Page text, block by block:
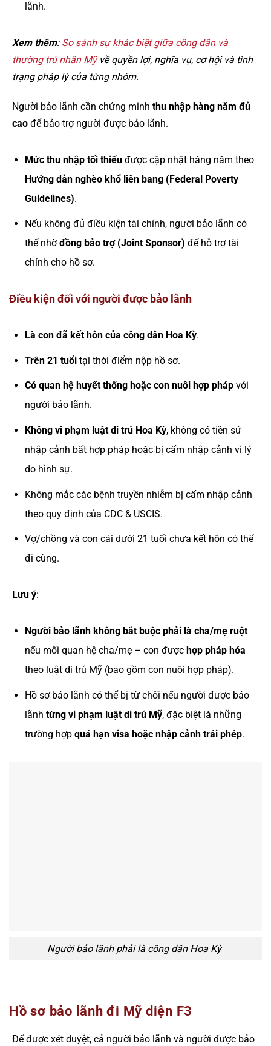
lãnh.
Xem thêm: So sánh sự khác biệt giữa công dân và
thường trú nhân Mỹvề quyền lợi, nghĩa vụ, cơ hội và tình
trạng pháp lý của từng nhóm.
Người bảo lãnh cần chứng minh thu nhập hàng năm đủ
cao để bảo trợ người được bảo lãnh.
Mức thu nhập tối thiểuđược cập nhật hàng năm theo
Hướng dẫn nghèo khổ liên bang (Federal Poverty
Guidelines).
Nếu không đủ điều kiện tài chính, người bảo lãnh có
thể nhờđồng bảo trợ (Joint Sponsor) để hỗ trợ tài
chính cho hồ sơ.
Điều kiện đối với người được bảo lãnh
Là con đã kết hôn của công dân Hoa Kỳ.
Trên 21 tuổitại thời điểm nộp hồ sơ.
Có quan hệ huyết thống hoặc con nuôi hợp phápvới
người bảo lãnh.
Không vi phạm luật di trú Hoa Kỳ, không có tiền sử
nhập cảnh bất hợp pháp hoặc bị cấm nhập cảnh vì lý
do hình sự.
Không mắc các bệnh truyền nhiễm bị cấm nhập cảnh
theo quy định của CDC & USCIS.
Vợ/chồng và con cái dưới 21 tuổi chưa kết hôn có thể
đi cùng.
Lưu ý:
Người bảo lãnh không bắt buộc phải là cha/mẹ ruột
nếu mối quan hệ cha/mẹ – con được hợp pháp hóa
theo luật di trú Mỹ (bao gồm con nuôi hợp pháp).
Hồ sơ bảo lãnh có thể bị từ chối nếu người được bảo
lãnh từng vi phạm luật di trú Mỹ, đặc biệt là những
trường hợp quá hạn visa hoặc nhập cảnh trái phép.
Người bảo lãnh phải là công dân Hoa Kỳ
Hồ sơ bảo lãnh đi Mỹ diện F3
Để được xét duyệt, cả người bảo lãnh và người được bảo